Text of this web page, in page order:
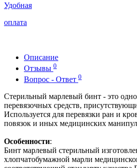
Удобная
оплата
Описание
Отзывы 0
Вопрос - Ответ 0
Стерильный марлевый бинт - это
перевязочных средств,
Используется для перевязки ран и
повязок и иных медицинских
Особенности:
Бинт марлевый стерильный
хлопчатобумажной марли